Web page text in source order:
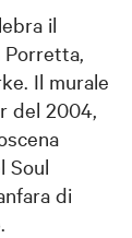
il
Porretta,
Il murale
del 2004,
Soul
di
.